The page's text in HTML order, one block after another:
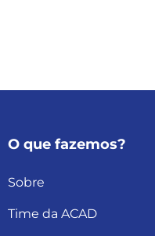
O que fazemos?
Sobre
Time da ACAD